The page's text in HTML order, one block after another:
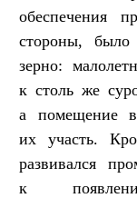
обеспечения
стороны, было
зерно:
к столь же
а помещение
их участь.
развивался
к